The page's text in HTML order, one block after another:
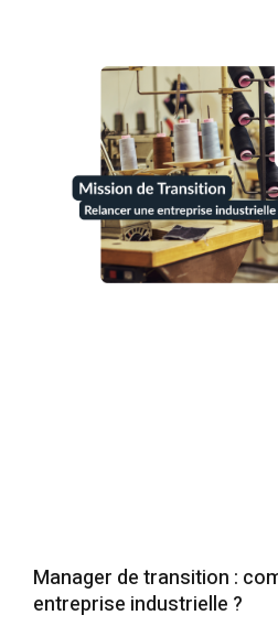
Manager de transition :
entreprise industrielle ?